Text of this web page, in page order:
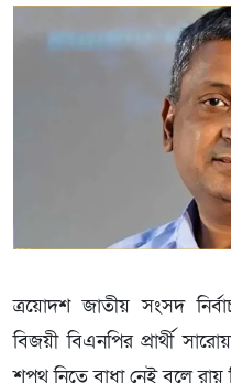
ত্রয়োদশ জাতীয় সংসদ
বিজয়ী বিএনপির প্রার্থী
শপথ নিতে বাধা নেই বলে রায়